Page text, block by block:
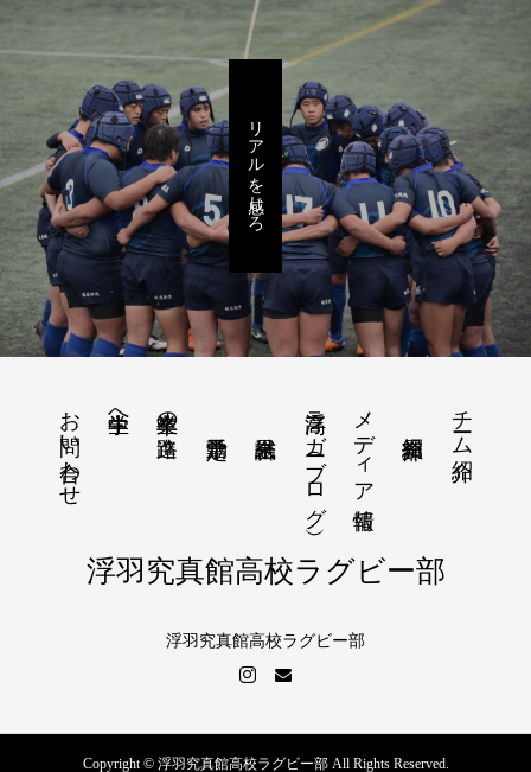
リアルを感じろ
チーム紹介
メディア情報
浮高ラガー（ブログ）
卒業生の進路
中学生へ
お問い合わせ
浮羽究真館高校ラグビー部
浮羽究真館高校ラグビー部
Copyright © 浮羽究真館高校ラグビー部 All Rights Reserved.